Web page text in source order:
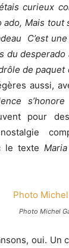
curieux
ado, Mais
C’est
du
de paquet
aussi,
pour
le texte
Photo Michel
oui. Un